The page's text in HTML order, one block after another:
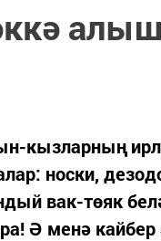
кызларның
носки,
вак-төяк
Ә менә